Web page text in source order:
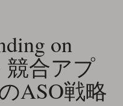
on
競合アプ
ASO戦略